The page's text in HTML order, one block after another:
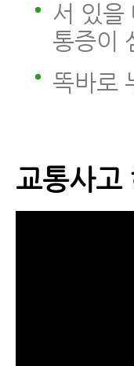
서 있을
통증이
똑바로
교통사고